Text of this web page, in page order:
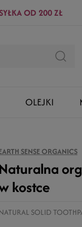
OD 200 ZŁ
OLEJKI
SENSE ORGANICS
Naturalna
kostce
SOLID